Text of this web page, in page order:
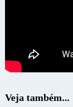
Veja também...